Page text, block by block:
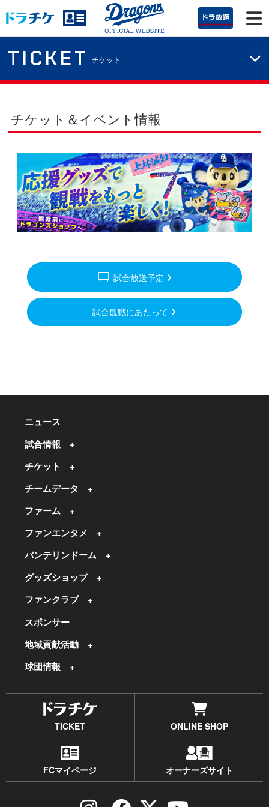
TICKET チケット
チケット＆イベント情報
tv_gen 試合放送予定
試合観戦にあたって
ニュース
試合情報
チケット
チームデータ
ファーム
ファンエンタメ
バンテリンドーム
グッズショップ
ファンクラブ
スポンサー
地域貢献活動
球団情報
TICKET ONLINE SHOP
FCマイページ オーナーズサイト